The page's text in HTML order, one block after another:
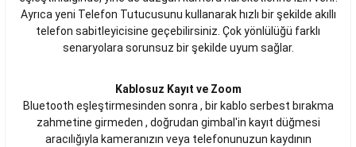
Ayrıca yeni Telefon Tutucusunu kullanarak hızlı bir şekilde akıllı
telefon sabitleyicisine geçebilirsiniz. Çok yönlülüğü farklı
senaryolara sorunsuz bir şekilde uyum sağlar.
Kablosuz Kayıt ve Zoom
Bluetooth eşleştirmesinden sonra , bir kablo serbest bırakma
zahmetine girmeden , doğrudan gimbal'in kayıt düğmesi
aracılığıyla kameranızın veya telefonunuzun kaydının